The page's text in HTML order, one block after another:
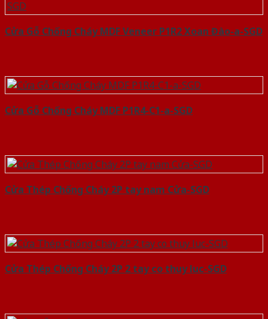
Cửa Gỗ Chống Cháy MDF Veneer P1R2 Xoan Đào-a-SGD
Cửa Gỗ Chống Cháy MDF P1R4-C1-a-SGD
Cửa Thép Chống Cháy 2P tay nam Cửa-SGD
Cửa Thép Chống Cháy 2P 2 tay co thuy luc-SGD